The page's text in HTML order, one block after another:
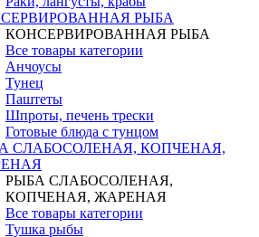
РЫБА
КОНСЕРВИРОВАННАЯ РЫБА
Все товары категории
Анчоусы
Тунец
Паштеты
Шпроты, печень трески
Готовые блюда с тунцом
СЛАБОСОЛЕНАЯ, КОПЧЕНАЯ,
РЫБА СЛАБОСОЛЕНАЯ,
КОПЧЕНАЯ, ЖАРЕНАЯ
Все товары категории
Тушка рыбы